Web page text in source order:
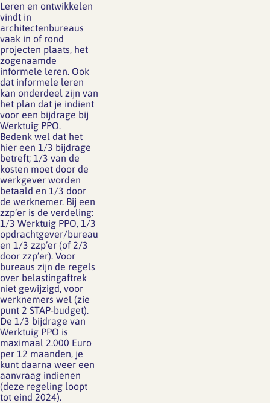
Leren en ontwikkelen
vindt in
architectenbureaus
vaak in of rond
projecten plaats, het
zogenaamde
informele leren. Ook
dat informele leren
kan onderdeel zijn van
het plan dat je indient
voor een bijdrage bij
Werktuig PPO.
Bedenk wel dat het
hier een 1/3 bijdrage
betreft; 1/3 van de
kosten moet door de
werkgever worden
betaald en 1/3 door
de werknemer. Bij een
zzp’er is de verdeling:
1/3 Werktuig PPO, 1/3
opdrachtgever/bureau
en 1/3 zzp’er (of 2/3
door zzp’er). Voor
bureaus zijn de regels
over belastingaftrek
niet gewijzigd, voor
werknemers wel (zie
punt 2 STAP-budget).
De 1/3 bijdrage van
Werktuig PPO is
maximaal 2.000 Euro
per 12 maanden, je
kunt daarna weer een
aanvraag indienen
(deze regeling loopt
tot eind 2024).